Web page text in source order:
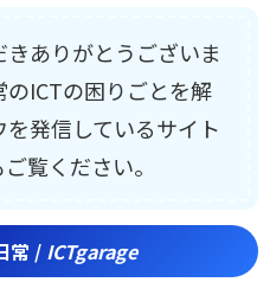
ありがとうございま
ICTの困りごとを解
発信しているサイト
覧ください。
常 / ICTgarage